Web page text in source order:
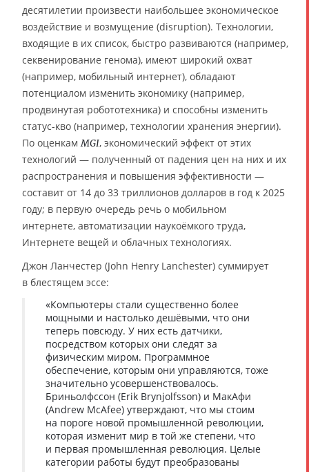
десятилетии произвести наибольшее экономическое
воздействие и возмущение (disruption). Технологии,
входящие в их список, быстро развиваются (например,
секвенирование генома), имеют широкий охват
(например, мобильный интернет), обладают
потенциалом изменить экономику (например,
продвинутая робототехника) и способны изменить
статус-кво (например, технологии хранения энергии).
По оценкамMGI, экономический эффект от этих
технологий — полученный от падения цен на них и их
распространения и повышения эффективности —
составит от 14 до 33 триллионов долларов в год к 2025
году; в первую очередь речь о мобильном
интернете, автоматизации наукоёмкого труда,
Интернете вещей и облачных технологиях.
Джон Ланчестер (John Henry Lanchester) суммирует
в блестящем эссе:
«Компьютеры стали существенно более
мощными и настолько дешёвыми, что они
теперь повсюду. У них есть датчики,
посредством которых они следят за
физическим миром. Программное
обеспечение, которым они управляются, тоже
значительно усовершенствовалось.
Бриньолфссон (Erik Brynjolfsson) и МакАфи
(Andrew McAfee) утверждают, что мы стоим
на пороге новой промышленной революции,
которая изменит мир в той же степени, что
и первая промышленная революция. Целые
категории работы будут преобразованы